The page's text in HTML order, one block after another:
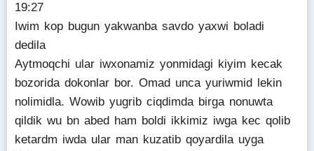
19:27
Iwim kop bugun yakwanba savdo yaxwi boladi
dedila
Aytmoqchi ular iwxonamiz yonmidagi kiyim kecak
bozorida dokonlar bor. Omad unca yuriwmid lekin
nolimidla. Wowib yugrib ciqdimda birga nonuwta
qildik wu bn abed ham boldi ikkimiz iwga kec qolib
ketardm iwda ular man kuzatib qoyardila uyga